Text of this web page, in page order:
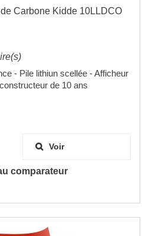
Carbone Kidde 10LLDCO
- Pile lithiun scellée - Afficheur
de 10 ans
Voir
comparateur